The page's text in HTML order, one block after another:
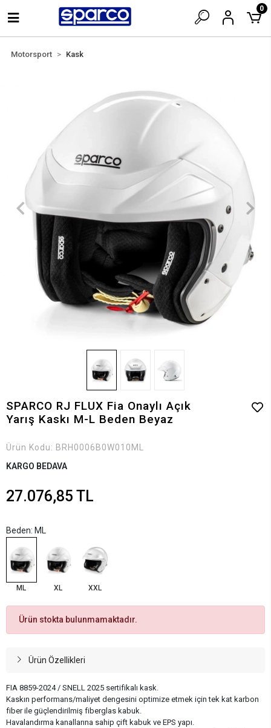
0
Motorsport Kask
SPARCO RJ FLUX Fia Onaylı Açık
Yarış Kaskı M-L Beden Beyaz
Ürün Kodu: BRH0006B0W010ML
KARGO BEDAVA
27.076,85 TL
Beden: ML
ML XL XXL
Ürün stokta bulunmamaktadır.
Ürün Özellikleri
FIA 8859-2024 / SNELL 2025 sertifikalı kask.
Kaskın performans/maliyet dengesini optimize etmek için tek kat karbon
fiber ile güçlendirilmiş fiberglas kabuk.
Havalandırma kanallarına sahip çift kabuk ve EPS yapı.